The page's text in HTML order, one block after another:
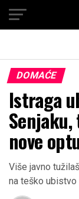
DOMAĆE
Istraga
nove
Više javno
na teško ubistvo